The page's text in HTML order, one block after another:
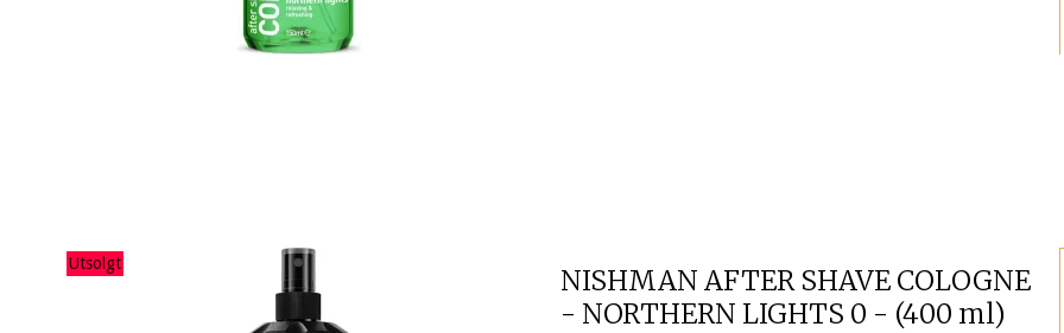
Utsolgt
NISHMAN AFTER SHAVE COLOGNE
- NORTHERN LIGHTS 0 - (400 ml)